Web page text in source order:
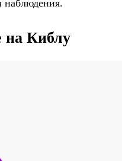
наблюдения.
на Киблу